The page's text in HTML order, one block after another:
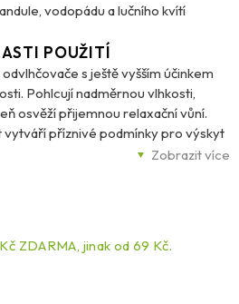
vodopádu a lučního kvítí
Zobrazit více
POUŽITÍ
s ještě vyšším účinkem
Pohlcují nadměrnou vlhkosti,
osvěží přijemnou relaxační vůní.
vytváří příznivé podmínky pro výskyt
vzniku alergií. Pohlcovače Ceresit
vzniku a růstu plísní, předcházet
ucpanému nosu, podráždění
pohlcovač vlhkosti Ceresit STOP
i do staršího typu přístroje
ZDARMA, jinak od 69 Kč.